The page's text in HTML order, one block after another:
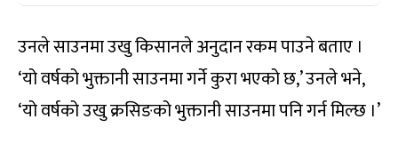
उनले साउनमा उखु किसानले अनुदान रकम पाउने बताए ।
‘यो वर्षको भुक्तानी साउनमा गर्ने कुरा भएको छ,’ उनले भने,
‘यो वर्षको उखु क्रसिङको भुक्तानी साउनमा पनि गर्न मिल्छ ।’